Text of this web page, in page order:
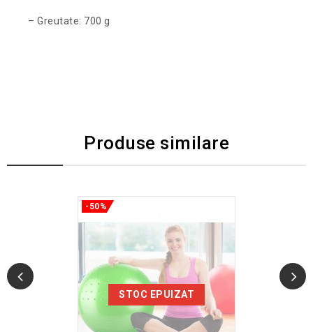
– Greutate: 700 g
Produse similare
STOC EPUIZAT
-50%